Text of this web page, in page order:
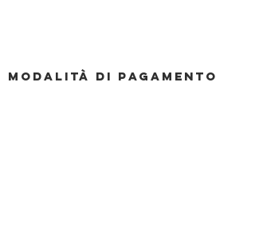
Modalità di pagamento